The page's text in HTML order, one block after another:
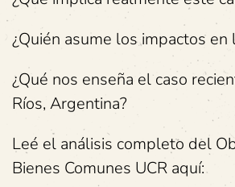
¿Quién asume los impactos
¿Qué nos enseña el caso
Ríos, Argentina?
Leé el análisis completo del
Bienes Comunes UCR aquí: